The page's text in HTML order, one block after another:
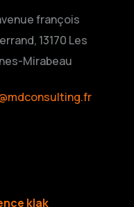
françois
13170 Les
Mirabeau
klak